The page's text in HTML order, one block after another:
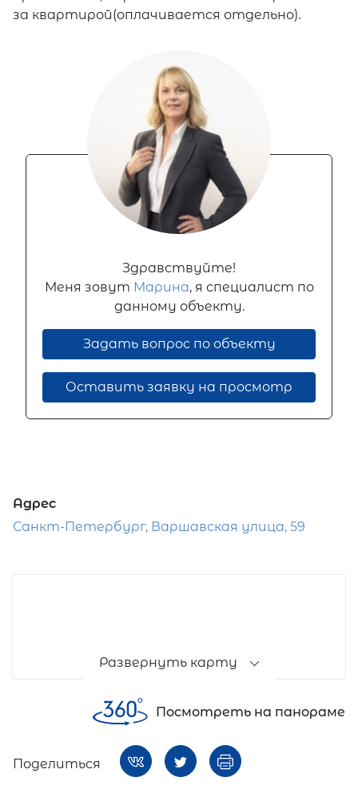
за квартирой(оплачивается отдельно).
Здравствуйте!
Меня зовут Марина, я специалист по
данному объекту.
Задать вопрос по объекту
Оставить заявку на просмотр
Адрес
Санкт-Петербург, Варшавская улица, 59
Развернуть карту
Посмотреть на панораме
Поделиться